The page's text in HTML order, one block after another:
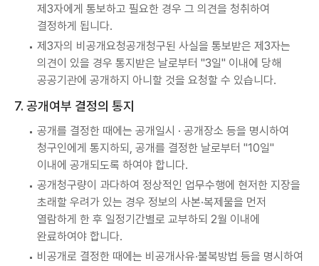
제3자에게 통보하고 필요한 경우 그 의견을 청취하여
결정하게 됩니다.
제3자의 비공개요청공개청구된 사실을 통보받은 제3자는
의견이 있을 경우 통지받은 날로부터 "3일" 이내에 당해
공공기관에 공개하지 아니할 것을 요청할 수 있습니다.
7. 공개여부 결정의 통지
공개를 결정한 때에는 공개일시 · 공개장소 등을 명시하여
청구인에게 통지하되, 공개를 결정한 날로부터 "10일"
이내에 공개되도록 하여야 합니다.
공개청구량이 과다하여 정상적인 업무수행에 현저한 지장을
초래할 우려가 있는 경우 정보의 사본·복제물을 먼저
열람하게 한 후 일정기간별로 교부하되 2월 이내에
완료하여야 합니다.
비공개로 결정한 때에는 비공개사유·불복방법 등을 명시하여